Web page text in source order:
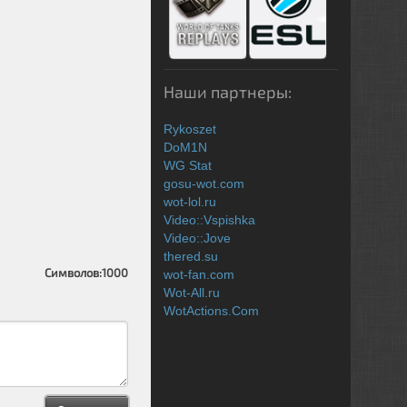
Символов:1000
Наши партнеры:
Rykoszet
DoM1N
WG Stat
gosu-wot.com
wot-lol.ru
Video::Vspishka
Video::Jove
thered.su
wot-fan.com
Wot-All.ru
WotActions.Com